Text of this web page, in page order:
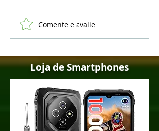
iPhone 14 Pro tem
falha que faz tela
horizontais
Comente e avalie
Loja de Smartphones